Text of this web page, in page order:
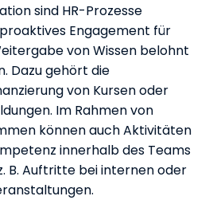
sind HR-Prozesse
proaktives Engagement für
von Wissen belohnt
Dazu gehört die
von Kursen oder
Im Rahmen von
können auch Aktivitäten
innerhalb des Teams
B. Auftritte bei internen oder